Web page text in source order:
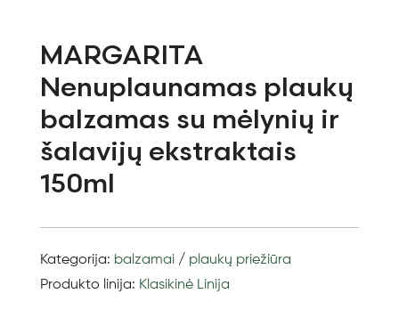
MARGARITA
Nenuplaunamas plaukų
balzamas su mėlynių ir
šalavijų ekstraktais
150ml
Kategorija: balzamai/ plaukų priežiūra
Produkto linija: Klasikinė Linija